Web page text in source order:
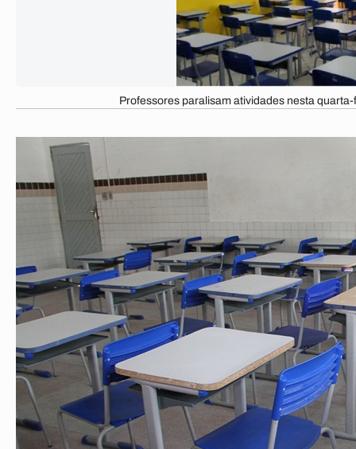
Professores paralisam atividades nesta